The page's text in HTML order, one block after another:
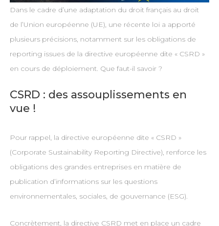
Dans le cadre d’une adaptation du droit français au droit
de l’Union européenne (UE), une récente loi a apporté
plusieurs précisions, notamment sur les obligations de
reporting issues de la directive européenne dite « CSRD »
en cours de déploiement. Que faut-il savoir ?
CSRD : des assouplissements en
vue !
Pour rappel, la directive européenne dite « CSRD »
(Corporate Sustainability Reporting Directive), renforce les
obligations des grandes entreprises en matière de
publication d’informations sur les questions
environnementales, sociales, de gouvernance (ESG).
Concrètement, la directive CSRD met en place un cadre